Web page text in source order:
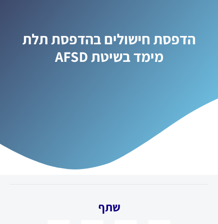
הדפסת חישולים בהדפסת תלת
מימד בשיטת AFSD
שתף